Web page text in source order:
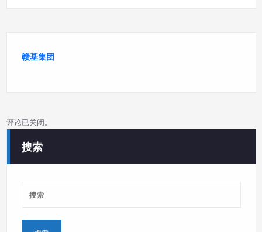
赣基集团
评论已关闭。
搜索